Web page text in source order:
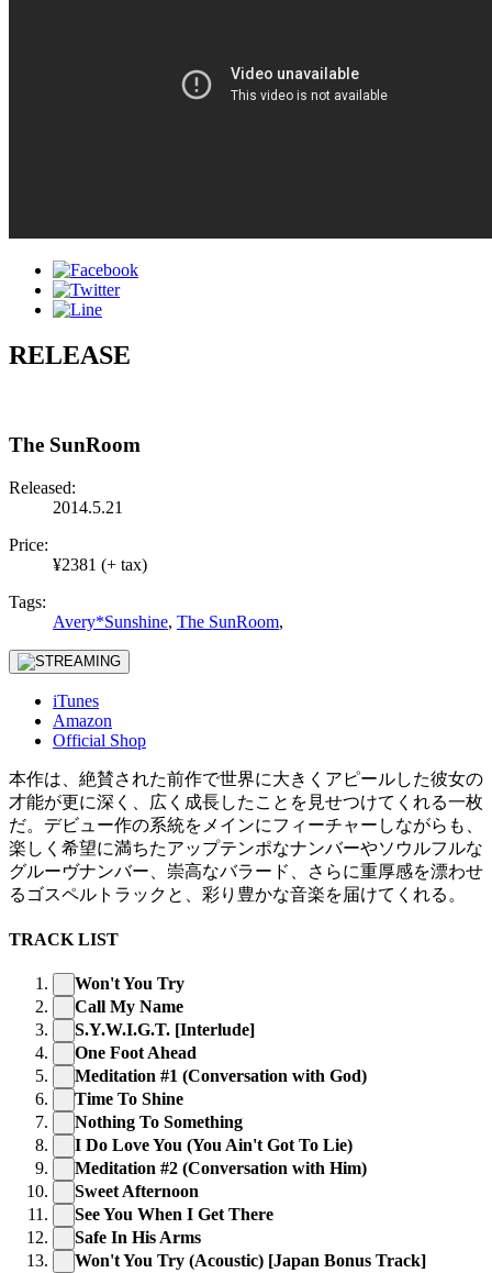
RELEASE
The SunRoom
Released:
2014.5.21
Price:
¥2381 (+ tax)
Tags:
Avery*Sunshine, The SunRoom,
iTunes
Amazon
Official Shop
本作は、絶賛された前作で世界に大きくアピールした彼女の
才能が更に深く、広く成長したことを見せつけてくれる一枚
だ。デビュー作の系統をメインにフィーチャーしながらも、
楽しく希望に満ちたアップテンポなナンバーやソウルフルな
グルーヴナンバー、崇高なバラード、さらに重厚感を漂わせ
るゴスペルトラックと、彩り豊かな音楽を届けてくれる。
TRACK LIST
Won't You Try
Call My Name
S.Y.W.I.G.T. [Interlude]
One Foot Ahead
Meditation #1 (Conversation with God)
Time To Shine
Nothing To Something
I Do Love You (You Ain't Got To Lie)
Meditation #2 (Conversation with Him)
Sweet Afternoon
See You When I Get There
Safe In His Arms
Won't You Try (Acoustic) [Japan Bonus Track]